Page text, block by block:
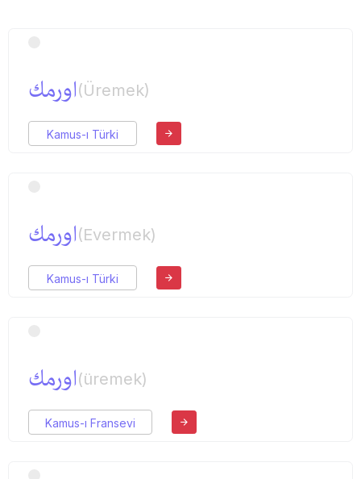
اورمك(Üremek)
Kamus-ı Türki
اورمك(Evermek)
Kamus-ı Türki
اورمك(üremek)
Kamus-ı Fransevi